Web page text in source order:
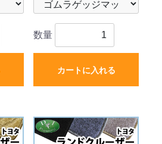
数量
カートに入れる